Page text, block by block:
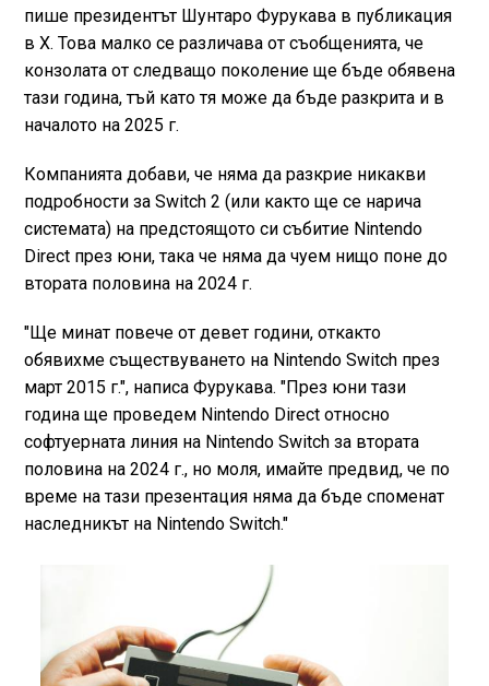
пише президентът Шунтаро Фурукава в публикация
в X. Това малко се различава от съобщенията, че
конзолата от следващо поколение ще бъде обявена
тази година, тъй като тя може да бъде разкрита и в
началото на 2025 г.
Компанията добави, че няма да разкрие никакви
подробности за Switch 2 (или както ще се нарича
системата) на предстоящото си събитие Nintendo
Direct през юни, така че няма да чуем нищо поне до
втората половина на 2024 г.
"Ще минат повече от девет години, откакто
обявихме съществуването на Nintendo Switch през
март 2015 г.", написа Фурукава. "През юни тази
година ще проведем Nintendo Direct относно
софтуерната линия на Nintendo Switch за втората
половина на 2024 г., но моля, имайте предвид, че по
време на тази презентация няма да бъде споменат
наследникът на Nintendo Switch."